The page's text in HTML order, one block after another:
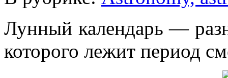
Лунный календарь —
которого лежит период